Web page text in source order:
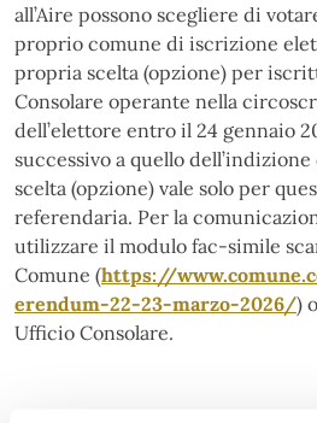
all’Aire possono scegliere di
proprio comune di iscrizione
propria scelta (opzione) per
Consolare operante nella
dell’elettore entro il 24 gennaio
successivo a quello
scelta (opzione) vale solo per
referendaria. Per la
utilizzare il modulo fac-simile
Comune (https://
erendum-22-23-marzo-2026/)
Ufficio Consolare.